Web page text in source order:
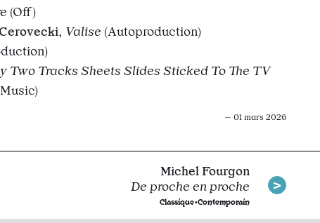
(Off)
, Valise (Autoproduction)
Two Tracks Sheets Slides Sticked To The TV
— 01 mars 2026
Michel Fourgon
De proche en proche
Classique•Contemporain